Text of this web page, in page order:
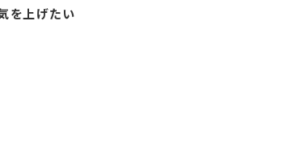
を上げたい